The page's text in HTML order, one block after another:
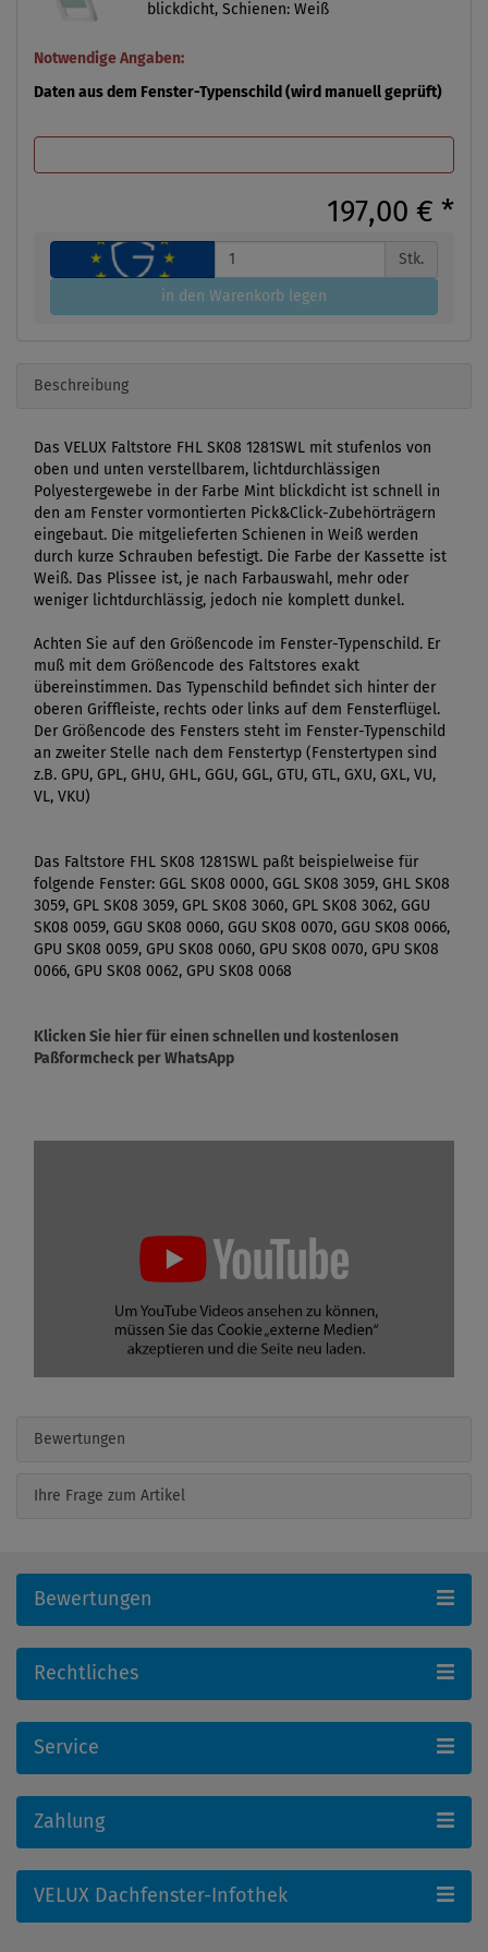
blickdicht, Schienen: Weiß
Notwendige Angaben:
Daten aus dem Fenster-Typenschild (wird manuell geprüft)
197,00 € *
Stk.
in den Warenkorb legen
Beschreibung
Das VELUX Faltstore FHL SK08 1281SWL mit stufenlos von
oben und unten verstellbarem, lichtdurchlässigen
Polyestergewebe in der Farbe Mint blickdicht ist schnell in
den am Fenster vormontierten Pick&Click-Zubehörträgern
eingebaut. Die mitgelieferten Schienen in Weiß werden
durch kurze Schrauben befestigt. Die Farbe der Kassette ist
Weiß. Das Plissee ist, je nach Farbauswahl, mehr oder
weniger lichtdurchlässig, jedoch nie komplett dunkel.
Achten Sie auf den Größencode im Fenster-Typenschild. Er
muß mit dem Größencode des Faltstores exakt
übereinstimmen. Das Typenschild befindet sich hinter der
oberen Griffleiste, rechts oder links auf dem Fensterflügel.
Der Größencode des Fensters steht im Fenster-Typenschild
an zweiter Stelle nach dem Fenstertyp (Fenstertypen sind
z.B. GPU, GPL, GHU, GHL, GGU, GGL, GTU, GTL, GXU, GXL, VU,
VL, VKU)
Das Faltstore FHL SK08 1281SWL paßt beispielweise für
folgende Fenster: GGL SK08 0000, GGL SK08 3059, GHL SK08
3059, GPL SK08 3059, GPL SK08 3060, GPL SK08 3062, GGU
SK08 0059, GGU SK08 0060, GGU SK08 0070, GGU SK08 0066,
GPU SK08 0059, GPU SK08 0060, GPU SK08 0070, GPU SK08
0066, GPU SK08 0062, GPU SK08 0068
Klicken Sie hier für einen schnellen und kostenlosen
Paßformcheck per WhatsApp
Bewertungen
Ihre Frage zum Artikel
Bewertungen
Rechtliches
Service
Zahlung
VELUX Dachfenster-Infothek